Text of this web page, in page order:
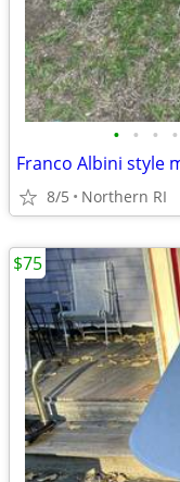
• • • •
Franco Albini style
8/5 Northern RI
$75